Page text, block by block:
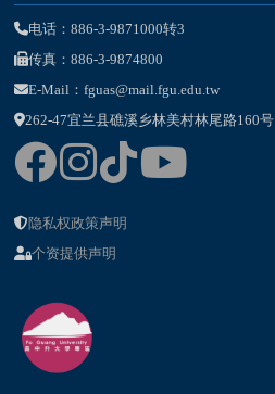
电话：886-3-9871000转3
传真：886-3-9874800
E-Mail：fguas@mail.fgu.edu.tw
262-47宜兰县礁溪乡林美村林尾路160号
隐私权政策声明
个资提供声明